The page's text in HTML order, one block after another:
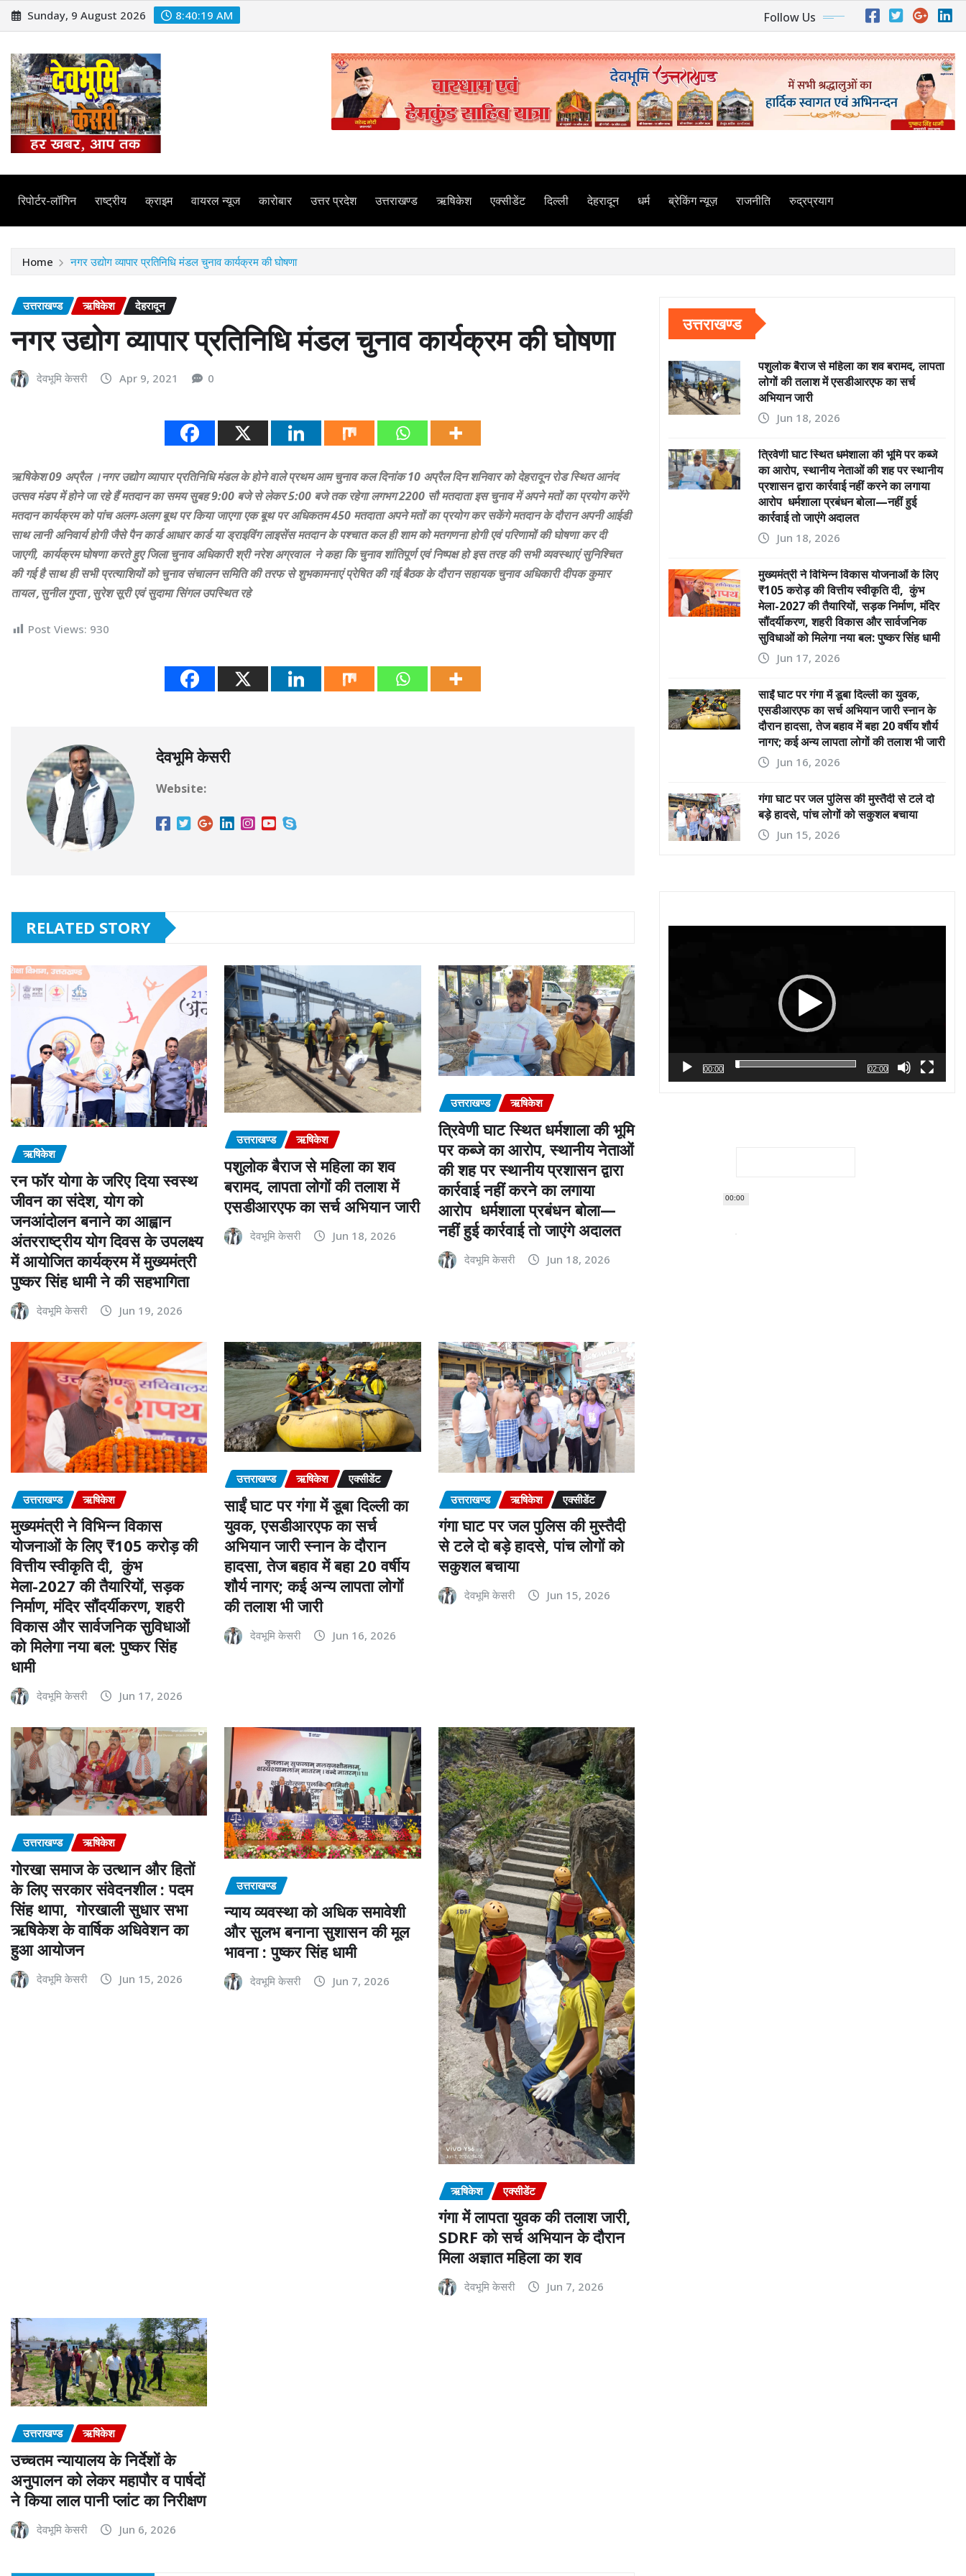
Skip
to
Sunday, 9 August 2026 8:40:20 AM Follow Us
रिपोर्टर-लॉगिन राष्ट्रीय क्राइम वायरल न्यूज कारोबार उत्तर प्रदेश उत्तराखण्ड ऋषिकेश एक्सीडेंट दिल्ली देहरादून धर्म ब्रेकिंग न्यूज़ राजनीति रुद्रप्रयाग
Home नगर उद्योग व्यापार प्रतिनिधि मंडल चुनाव कार्यक्रम की घोषणा
उत्तराखण्ड ऋषिकेश देहरादून
नगर उद्योग व्यापार प्रतिनिधि मंडल चुनाव कार्यक्रम की घोषणा
देवभूमि केसरी Apr 9, 2021 0
ऋषिकेश 09 अप्रैल ।नगर उद्योग व्यापार प्रतिनिधि मंडल के होने वाले प्रथम आम चुनाव कल दिनांक 10 अप्रैल दिन शनिवार को देहरादून रोड स्थित आनंद
उत्सव मंडप में होने जा रहे हैं मतदान का समय सुबह 9:00 बजे से लेकर 5:00 बजे तक रहेगा लगभग 2200 सौ मतदाता इस चुनाव में अपने मतों का प्रयोग करेंगे
मतदान कार्यक्रम को पांच अलग-अलग बूथ पर किया जाएगा एक बूथ पर अधिकतम 450 मतदाता अपने मतों का प्रयोग कर सकेंगे मतदान के दौरान अपनी आईडी
साथ लानी अनिवार्य होगी जैसे पैन कार्ड आधार कार्ड या ड्राइविंग लाइसेंस मतदान के पश्चात कल ही शाम को मतगणना होगी एवं परिणामों की घोषणा कर दी
जाएगी, कार्यक्रम घोषणा करते हुए जिला चुनाव अधिकारी श्री नरेश अग्रवाल ने कहा कि चुनाव शांतिपूर्ण एवं निष्पक्ष हो इस तरह की सभी व्यवस्थाएं सुनिश्चित
की गई है साथ ही सभी प्रत्याशियों को चुनाव संचालन समिति की तरफ से शुभकामनाएं प्रेषित की गई बैठक के दौरान सहायक चुनाव अधिकारी दीपक कुमार
तायल ,सुनील गुप्ता ,सुरेश सूरी एवं सुदामा सिंगल उपस्थित रहे
Post Views: 930
देवभूमि केसरी
Website:
RELATED STORY
ऋषिकेश
रन फॉर योगा के जरिए दिया स्वस्थ
जीवन का संदेश, योग को
जनआंदोलन बनाने का आह्वान
अंतरराष्ट्रीय योग दिवस के उपलक्ष्य
में आयोजित कार्यक्रम में मुख्यमंत्री
पुष्कर सिंह धामी ने की सहभागिता
देवभूमि केसरी Jun 19, 2026
उत्तराखण्ड ऋषिकेश
पशुलोक बैराज से महिला का शव
बरामद, लापता लोगों की तलाश में
एसडीआरएफ का सर्च अभियान जारी
देवभूमि केसरी Jun 18, 2026
उत्तराखण्ड ऋषिकेश
त्रिवेणी घाट स्थित धर्मशाला की भूमि
पर कब्जे का आरोप, स्थानीय नेताओं
की शह पर स्थानीय प्रशासन द्वारा
कार्रवाई नहीं करने का लगाया
आरोप धर्मशाला प्रबंधन बोला—
नहीं हुई कार्रवाई तो जाएंगे अदालत
देवभूमि केसरी Jun 18, 2026
उत्तराखण्ड ऋषिकेश
मुख्यमंत्री ने विभिन्न विकास
योजनाओं के लिए ₹105 करोड़ की
वित्तीय स्वीकृति दी, कुंभ
मेला-2027 की तैयारियों, सड़क
निर्माण, मंदिर सौंदर्यीकरण, शहरी
विकास और सार्वजनिक सुविधाओं
को मिलेगा नया बल: पुष्कर सिंह
धामी
देवभूमि केसरी Jun 17, 2026
उत्तराखण्ड ऋषिकेश एक्सीडेंट
साईं घाट पर गंगा में डूबा दिल्ली का
युवक, एसडीआरएफ का सर्च
अभियान जारी स्नान के दौरान
हादसा, तेज बहाव में बहा 20 वर्षीय
शौर्य नागर; कई अन्य लापता लोगों
की तलाश भी जारी
देवभूमि केसरी Jun 16, 2026
उत्तराखण्ड ऋषिकेश एक्सीडेंट
गंगा घाट पर जल पुलिस की मुस्तैदी
से टले दो बड़े हादसे, पांच लोगों को
सकुशल बचाया
देवभूमि केसरी Jun 15, 2026
उत्तराखण्ड ऋषिकेश
गोरखा समाज के उत्थान और हितों
के लिए सरकार संवेदनशील : पदम
सिंह थापा, गोरखाली सुधार सभा
ऋषिकेश के वार्षिक अधिवेशन का
हुआ आयोजन
देवभूमि केसरी Jun 15, 2026
उत्तराखण्ड
न्याय व्यवस्था को अधिक समावेशी
और सुलभ बनाना सुशासन की मूल
भावना : पुष्कर सिंह धामी
देवभूमि केसरी Jun 7, 2026
ऋषिकेश एक्सीडेंट
गंगा में लापता युवक की तलाश जारी,
SDRF को सर्च अभियान के दौरान
मिला अज्ञात महिला का शव
देवभूमि केसरी Jun 7, 2026
उत्तराखण्ड ऋषिकेश
उच्चतम न्यायालय के निर्देशों के
अनुपालन को लेकर महापौर व पार्षदों
ने किया लाल पानी प्लांट का निरीक्षण
देवभूमि केसरी Jun 6, 2026
उत्तराखण्ड
पशुलोक बैराज से महिला का शव बरामद, लापता
लोगों की तलाश में एसडीआरएफ का सर्च
अभियान जारी
Jun 18, 2026
त्रिवेणी घाट स्थित धर्मशाला की भूमि पर कब्जे
का आरोप, स्थानीय नेताओं की शह पर स्थानीय
प्रशासन द्वारा कार्रवाई नहीं करने का लगाया
आरोप धर्मशाला प्रबंधन बोला—नहीं हुई
कार्रवाई तो जाएंगे अदालत
Jun 18, 2026
मुख्यमंत्री ने विभिन्न विकास योजनाओं के लिए
₹105 करोड़ की वित्तीय स्वीकृति दी, कुंभ
मेला-2027 की तैयारियों, सड़क निर्माण, मंदिर
सौंदर्यीकरण, शहरी विकास और सार्वजनिक
सुविधाओं को मिलेगा नया बल: पुष्कर सिंह धामी
Jun 17, 2026
साईं घाट पर गंगा में डूबा दिल्ली का युवक,
एसडीआरएफ का सर्च अभियान जारी स्नान के
दौरान हादसा, तेज बहाव में बहा 20 वर्षीय शौर्य
नागर; कई अन्य लापता लोगों की तलाश भी जारी
Jun 16, 2026
गंगा घाट पर जल पुलिस की मुस्तैदी से टले दो
बड़े हादसे, पांच लोगों को सकुशल बचाया
Jun 15, 2026
00:00
00:00
02:00